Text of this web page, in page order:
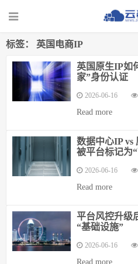
标签： 英国电商IP
英国原生IP如
家”身份认证
2026-06-16
Read more
数据中心IP vs
被平台标记为
2026-06-16
Read more
平台风控升级
“基础设施”
2026-06-16
Read more